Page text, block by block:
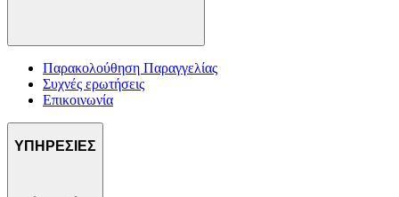
Παρακολούθηση Παραγγελίας
Συχνές ερωτήσεις
Επικοινωνία
ΥΠΗΡΕΣΙΕΣ